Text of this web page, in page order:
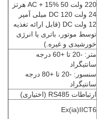
220 ولت AC + 15% 50 هرتز
24 ولت DC 120 میلی آمپر
12 ولت DC (قابل ارائه تغذیه
توسط موتور، باتری یا انرژی
خورشیدی و غیره.)
متر: -20 تا +60 درجه
سانتیگراد
سنسور: -20 تا +80 درجه
سانتیگراد
ارتباطات RS485 (اختیاری)
Ex(ia)IICT6